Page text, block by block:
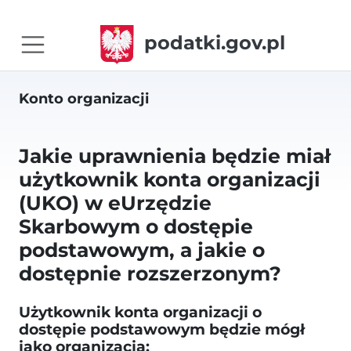
podatki.gov.pl
Konto organizacji
Jakie uprawnienia będzie miał
użytkownik konta organizacji
(UKO) w eUrzędzie
Skarbowym o dostępie
podstawowym, a jakie o
dostępnie rozszerzonym?
Użytkownik konta organizacji o
dostępie podstawowym będzie mógł
jako organizacja: